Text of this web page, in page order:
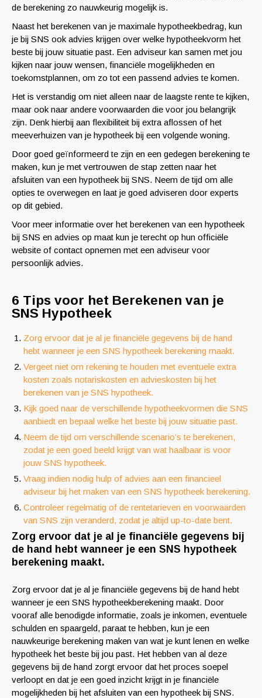
de berekening zo nauwkeurig mogelijk is.
Naast het berekenen van je maximale hypotheekbedrag, kun
je bij SNS ook advies krijgen over welke hypotheekvorm het
beste bij jouw situatie past. Een adviseur kan samen met jou
kijken naar jouw wensen, financiële mogelijkheden en
toekomstplannen, om zo tot een passend advies te komen.
Het is verstandig om niet alleen naar de laagste rente te kijken,
maar ook naar andere voorwaarden die voor jou belangrijk
zijn. Denk hierbij aan flexibiliteit bij extra aflossen of het
meeverhuizen van je hypotheek bij een volgende woning.
Door goed geïnformeerd te zijn en een gedegen berekening te
maken, kun je met vertrouwen de stap zetten naar het
afsluiten van een hypotheek bij SNS. Neem de tijd om alle
opties te overwegen en laat je goed adviseren door experts
op dit gebied.
Voor meer informatie over het berekenen van een hypotheek
bij SNS en advies op maat kun je terecht op hun officiële
website of contact opnemen met een adviseur voor
persoonlijk advies.
6 Tips voor het Berekenen van je
SNS Hypotheek
Zorg ervoor dat je al je financiële gegevens bij de hand
hebt wanneer je een SNS hypotheek berekening maakt.
Vergeet niet om rekening te houden met eventuele extra
kosten zoals notariskosten en advieskosten bij het
berekenen van je SNS hypotheek.
Kijk goed naar de verschillende hypotheekvormen die SNS
aanbiedt en bepaal welke het beste bij jouw situatie past.
Neem de tijd om verschillende scenario’s te berekenen,
zodat je een goed beeld krijgt van wat haalbaar is voor
jouw SNS hypotheek.
Vraag indien nodig hulp of advies aan een financieel
adviseur bij het maken van een SNS hypotheek berekening.
Controleer regelmatig of de rentetarieven en voorwaarden
van SNS zijn veranderd, zodat je altijd up-to-date bent.
Zorg ervoor dat je al je financiële gegevens bij
de hand hebt wanneer je een SNS hypotheek
berekening maakt.
Zorg ervoor dat je al je financiële gegevens bij de hand hebt
wanneer je een SNS hypotheekberekening maakt. Door
vooraf alle benodigde informatie, zoals je inkomen, eventuele
schulden en spaargeld, paraat te hebben, kun je een
nauwkeurige berekening maken van wat je kunt lenen en welke
hypotheek het beste bij jou past. Het hebben van al deze
gegevens bij de hand zorgt ervoor dat het proces soepel
verloopt en dat je een goed inzicht krijgt in je financiële
mogelijkheden bij het afsluiten van een hypotheek bij SNS.